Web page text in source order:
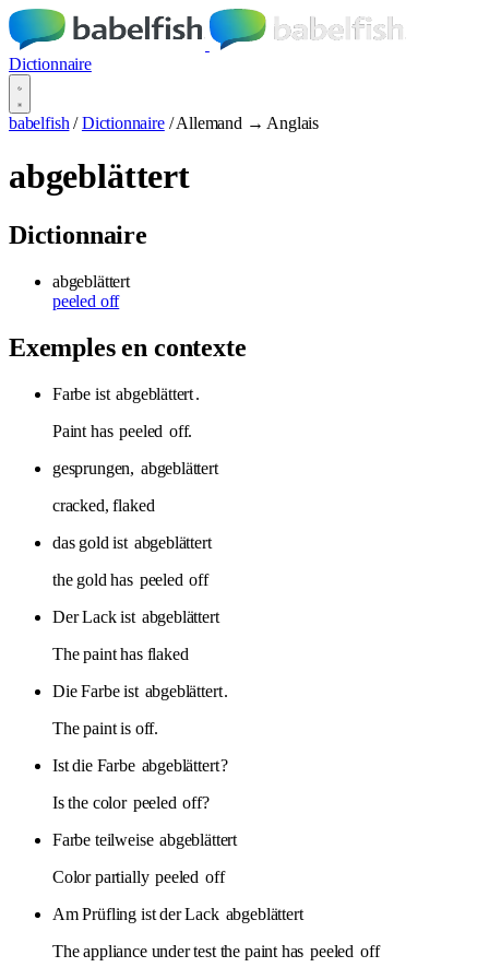
Dictionnaire
babelfish / Dictionnaire / Allemand → Anglais
abgeblättert
Dictionnaire
abgeblättert
peeled off
Exemples en contexte
Farbe ist abgeblättert.
Paint has peeled off.
gesprungen, abgeblättert
cracked, flaked
das gold ist abgeblättert
the gold has peeled off
Der Lack ist abgeblättert
The paint has flaked
Die Farbe ist abgeblättert.
The paint is off.
Ist die Farbe abgeblättert?
Is the color peeled off?
Farbe teilweise abgeblättert
Color partially peeled off
Am Prüfling ist der Lack abgeblättert
The appliance under test the paint has peeled off